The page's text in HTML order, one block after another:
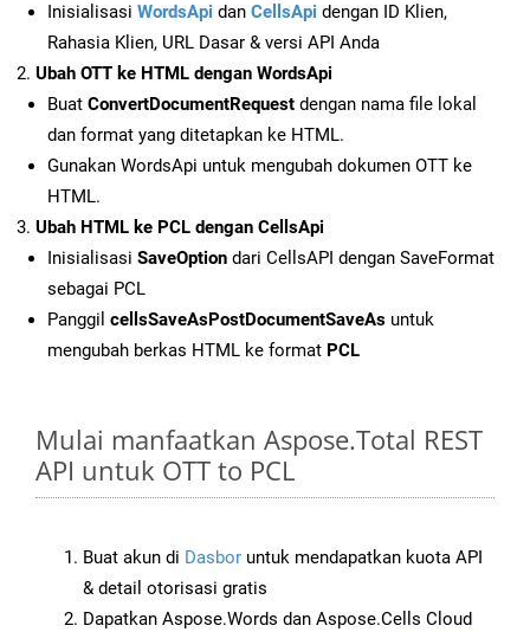
Inisialisasi WordsApi dan CellsApi dengan ID Klien,
Rahasia Klien, URL Dasar & versi API Anda
Ubah OTT ke HTML dengan WordsApi
Buat ConvertDocumentRequest dengan nama file lokal
dan format yang ditetapkan ke HTML.
Gunakan WordsApi untuk mengubah dokumen OTT ke
HTML.
Ubah HTML ke PCL dengan CellsApi
Inisialisasi SaveOption dari CellsAPI dengan SaveFormat
sebagai PCL
Panggil cellsSaveAsPostDocumentSaveAs untuk
mengubah berkas HTML ke format PCL
Mulai manfaatkan Aspose.Total REST
API untuk OTT to PCL
Buat akun di Dasbor untuk mendapatkan kuota API
& detail otorisasi gratis
Dapatkan Aspose.Words dan Aspose.Cells Cloud